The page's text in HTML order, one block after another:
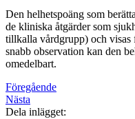
Den helhetspoäng som
de kliniska åtgärder som
tillkalla vårdgrupp) och visas
snabb observation kan den
omedelbart.
Föregående
Nästa
Dela inlägget: